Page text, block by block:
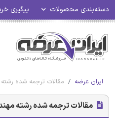
دسته‌بندی محصولات پیگیری
ایران عرضه مقالات ترجمه شده
مقالات ترجمه شده رشته